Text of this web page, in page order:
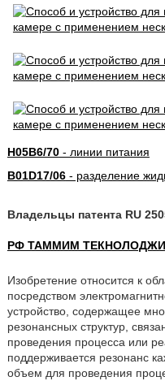
H05B6/70- линии питания
B01D17/06- разделение
Владельцы патента RU
РФ ТАММИМ
Изобретение относится к
посредством
устройство, содержащее
резонансных структур,
проведения процесса или
поддерживается резонанс
объем для проведения